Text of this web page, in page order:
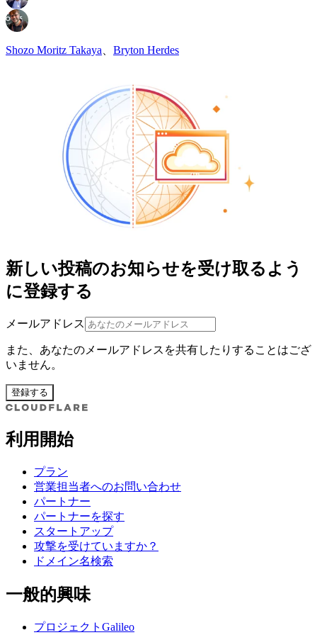
Shozo Moritz Takaya Bryton Herdes
新しい投稿のお知らせを受け取るよう
に登録する
メールアドレス
また、あなたのメールアドレスを共有したりすることはござ
いません。
登録する
利用開始
プラン
営業担当者へのお問い合わせ
パートナー
パートナーを探す
スタートアップ
攻撃を受けていますか？
ドメイン名検索
一般的興味
プロジェクトGalileo